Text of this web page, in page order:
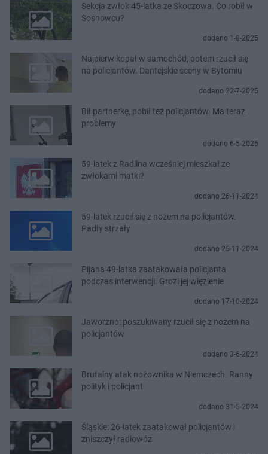
Sekcja zwłok 45-latka ze Skoczowa. Co robił w
Sosnowcu?
dodano 1-8-2025
Najpierw kopał w samochód, potem rzucił się
na policjantów. Dantejskie sceny w Bytomiu
dodano 22-7-2025
Bił partnerkę, pobił też policjantów. Ma teraz
problemy
dodano 6-5-2025
59-latek z Radlina wcześniej mieszkał ze
zwłokami matki?
dodano 26-11-2024
59-latek rzucił się z nożem na policjantów.
Padły strzały
dodano 25-11-2024
Pijana 49-latka zaatakowała policjanta
podczas interwencji. Grozi jej więzienie
dodano 17-10-2024
Jaworzno: poszukiwany rzucił się z nożem na
policjantów
dodano 3-6-2024
Brutalny atak nożownika w Niemczech. Ranny
polityk i policjant
dodano 31-5-2024
Śląskie: 26-latek zaatakował policjantów i
zniszczył radiowóz